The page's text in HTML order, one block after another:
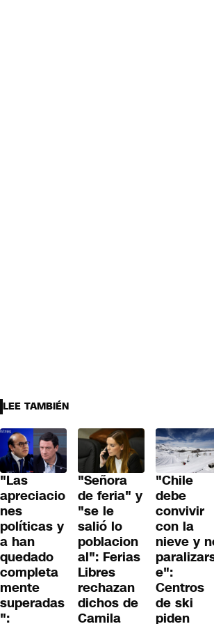
LEE TAMBIÉN
"Las
apreciacio
nes
políticas y
a han
quedado
completa
mente
superadas
":
"Señora
de feria" y
"se le
salió lo
poblacion
al": Ferias
Libres
rechazan
dichos de
Camila
"Chile
debe
convivir
con la
nieve y
e":
Centros
de ski
piden